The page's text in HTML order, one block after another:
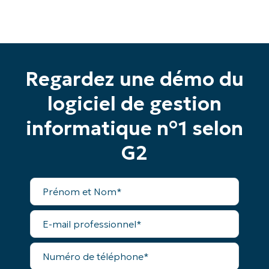
Regardez une démo du
logiciel de gestion
informatique n°1 selon
G2
Prénom
Nom*
E-
mail
professionnel*
Numéro
téléphone*
Phone
Pays
Company
name*